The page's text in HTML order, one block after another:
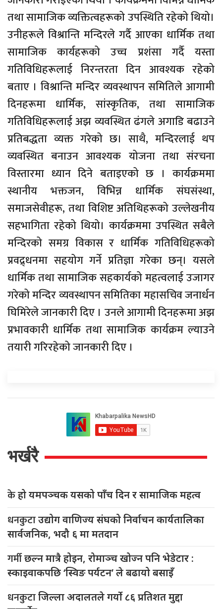
तथा सामाजिक व्यक्तित्वहरूको उपस्थिति रहेको थियो।
उनीहरूले विश्रान्ति मन्दिरले गर्दै आएका धार्मिक तथा
सामाजिक कार्यहरूको उच्च प्रशंसा गर्दै यस्ता
गतिविधिहरूलाई निरन्तरता दिन आवश्यक रहेको
बताए । विश्रान्ति मन्दिर व्यवस्थापन समितिले आगामी
दिनहरूमा धार्मिक, सांस्कृतिक, तथा सामाजिक
गतिविधिहरूलाई अझ व्यवस्थित ढंगले अगाडि बढाउने
प्रतिबद्धता व्यक्त गरेको छ। साथै, मन्दिरलाई थप
व्यवस्थित बनाउन आवश्यक योजना तथा संरचना
विस्तारमा ध्यान दिने बताइएको छ । कार्यक्रममा
स्थानीय भक्तजन, विभिन्न धार्मिक संघसंस्था,
समाजसेवीहरू, तथा विशिष्ट अतिथिहरूको उल्लेखनीय
सहभागिता रहेको थियो। कार्यक्रममा उपस्थित सबैले
मन्दिरको समग्र विकास र धार्मिक गतिविधिहरूको
प्रवद्र्धनमा सहयोग गर्ने प्रतिज्ञा गरेका छन्। यसले
धार्मिक तथा सामाजिक सहकार्यको महत्वलाई उजागर
गरेको मन्दिर व्यवस्थापन समितिका महासचिव जनार्धन
घिमिरेले जानकारी दिए । उनले आगामी दिनहरूमा अझ
प्रभावकारी धार्मिक तथा सामाजिक कार्यक्रम ल्याउने
तयारी गरिरहेको जानकारी दिए ।
भर्खरै
केहो यमपञ्चक यसको पाँच दिन र सामाजिक महत्व
धनकुटाउद्योग वाणिज्य संघको निर्वाचन कार्यतालिका
सार्वजनिक, भदौ ६ मा मतदान
गर्मीछल्न मात्रै होइन, रोमाञ्च खोज्न पनि भेडेटार :
स्काइवाकपछि ‘स्विङ पर्यटन’ ले बढायो बसाइँ
धनकुटाजिल्ला अदालतले गर्यो ८६ प्रतिशत मुद्दा